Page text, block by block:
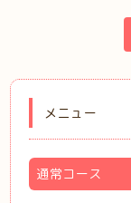
メニュー
通常コース